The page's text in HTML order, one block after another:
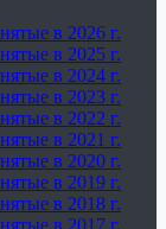
в 2026 г.
в 2025 г.
в 2024 г.
в 2023 г.
в 2022 г.
в 2021 г.
в 2020 г.
в 2019 г.
в 2018 г.
в 2017 г.